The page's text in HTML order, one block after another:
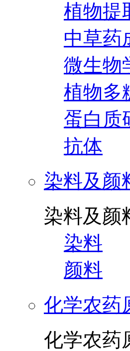
植物提
中草药
微生物
植物多
蛋白质
抗体
染料及颜
染料及颜
染料
颜料
化学农药
化学农药